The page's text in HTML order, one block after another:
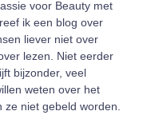
voor Beauty met
ik een blog over
liever niet over
lezen. Niet eerder
bijzonder, veel
weten over het
niet gebeld worden.